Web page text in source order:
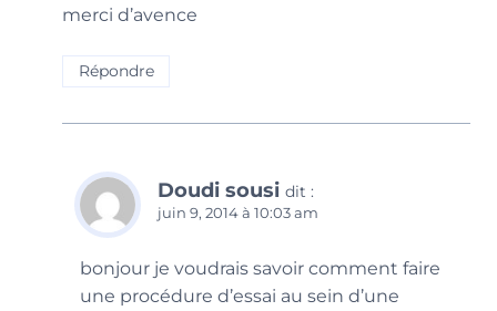
merci d’avence
Répondre
Doudi sousi dit :
juin 9, 2014 à 10:03 am
bonjour je voudrais savoir comment faire
une procédure d’essai au sein d’une